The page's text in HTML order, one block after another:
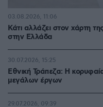
Κάτι αλλάζει στον χάρτη
στην Ελλάδα
03.08.2026, 11:06
Εθνική Τράπεζα: Η
μεγάλων έργων
30.07.2026, 15:25
29.07.2026, 09:39